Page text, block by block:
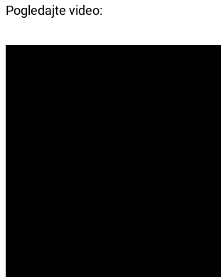
Pogledajte video: